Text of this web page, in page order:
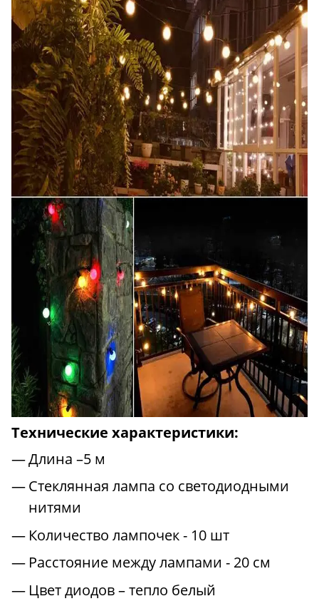
Технические характеристики:
Длина –5 м
Стеклянная лампа со светодиодными
нитями
Количество лампочек - 10 шт
Расстояние между лампами - 20 см
Цвет диодов – тепло белый